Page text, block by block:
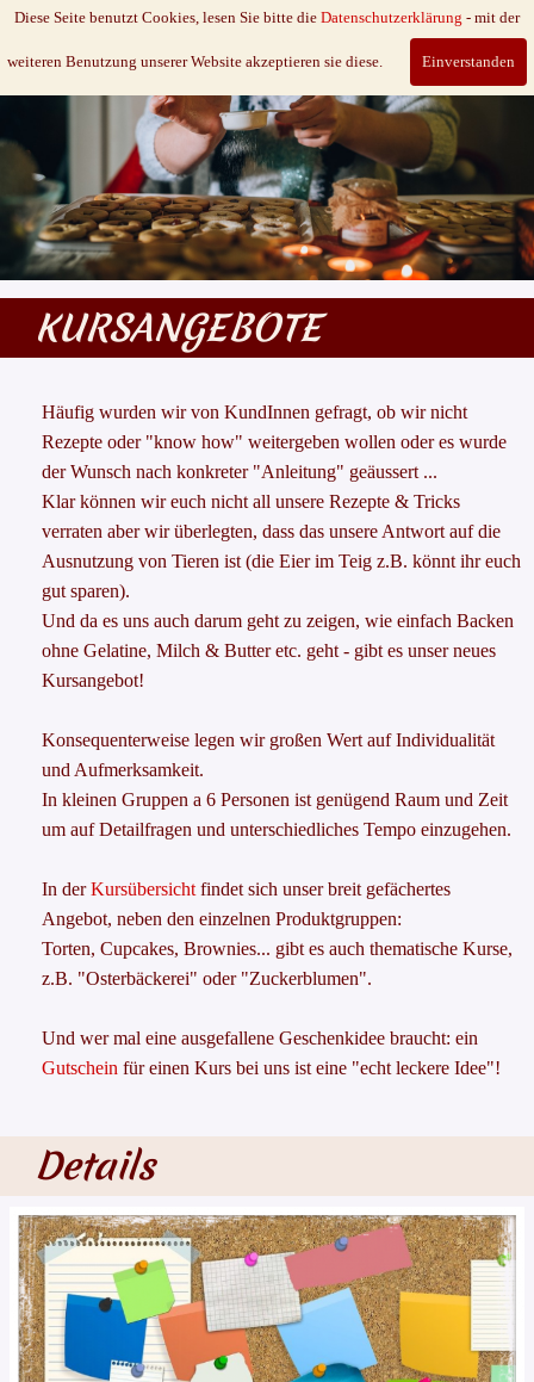
Diese Seite benutzt Cookies, lesen Sie bitte die Datenschutzerklärung - mit der
weiteren Benutzung unserer Website akzeptieren sie diese. Einverstanden
Süss & Vegan
KURSANGEBOTE
Häufig wurden wir von KundInnen gefragt, ob wir nicht
Rezepte oder "know how" weitergeben wollen oder es wurde
der Wunsch nach konkreter "Anleitung" geäussert ...
Klar können wir euch nicht all unsere Rezepte & Tricks
verraten aber wir überlegten, dass das unsere Antwort auf die
Ausnutzung von Tieren ist (die Eier im Teig z.B. könnt ihr euch
gut sparen).
Und da es uns auch darum geht zu zeigen, wie einfach Backen
ohne Gelatine, Milch & Butter etc. geht - gibt es unser neues
Kursangebot!
Konsequenterweise legen wir großen Wert auf Individualität
und Aufmerksamkeit.
In kleinen Gruppen a 6 Personen ist genügend Raum und Zeit
um auf Detailfragen und unterschiedliches Tempo einzugehen.
In derKursübersicht findet sich unser breit gefächertes
Angebot, neben den einzelnen Produktgruppen:
Torten, Cupcakes, Brownies... gibt es auch thematische Kurse,
z.B. "Osterbäckerei" oder "Zuckerblumen".
Und wer mal eine ausgefallene Geschenkidee braucht: ein
Gutschein für einen Kurs bei uns ist eine "echt leckere Idee"!
Details